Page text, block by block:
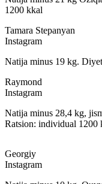
1200 kkal
Tamara Stepanyan
Instagram
Natija minus 19 kg.
Raymond
Instagram
Natija minus 28,4 kg,
Ratsion: individual 1200
Georgiy
Instagram